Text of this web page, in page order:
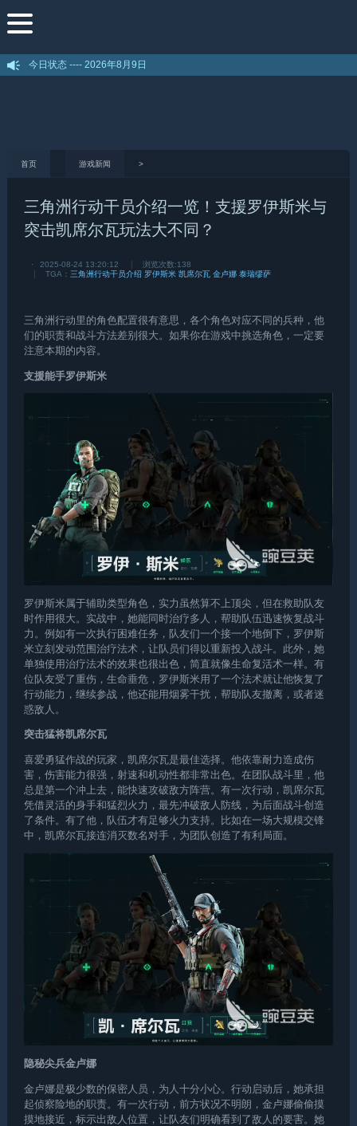
今日状态 ----2026年8月9日
首页 >
游戏新闻
三角洲行动干员介绍一览！支援罗伊斯米与
突击凯席尔瓦玩法大不同？
· 2025-08-24 13:20:12 浏览次数:138
TGA： 三角洲行动干员介绍 罗伊斯米 凯席尔瓦 金卢娜 泰瑞缪萨
三角洲行动里的角色配置很有意思，各个角色对应不同的兵种，他
们的职责和战斗方法差别很大。如果你在游戏中挑选角色，一定要
注意本期的内容。
支援能手罗伊斯米
罗伊斯米属于辅助类型角色，实力虽然算不上顶尖，但在救助队友
时作用很大。实战中，她能同时治疗多人，帮助队伍迅速恢复战斗
力。例如有一次执行困难任务，队友们一个接一个地倒下，罗伊斯
米立刻发动范围治疗法术，让队员们得以重新投入战斗。此外，她
单独使用治疗法术的效果也很出色，简直就像生命复活术一样。有
位队友受了重伤，生命垂危，罗伊斯米用了一个法术就让他恢复了
行动能力，继续参战，他还能用烟雾干扰，帮助队友撤离，或者迷
惑敌人。
突击猛将凯席尔瓦
喜爱勇猛作战的玩家，凯席尔瓦是最佳选择。他依靠耐力造成伤
害，伤害能力很强，射速和机动性都非常出色。在团队战斗里，他
总是第一个冲上去，能快速攻破敌方阵营。有一次行动，凯席尔瓦
凭借灵活的身手和猛烈火力，最先冲破敌人防线，为后面战斗创造
了条件。有了他，队伍才有足够火力支持。比如在一场大规模交锋
中，凯席尔瓦接连消灭数名对手，为团队创造了有利局面。
隐秘尖兵金卢娜
金卢娜是极少数的保密人员，为人十分小心。行动启动后，她承担
起侦察险地的职责。有一次行动，前方状况不明朗，金卢娜偷偷摸
摸地接近，标示出敌人位置，让队友们明确看到了敌人的要害。她